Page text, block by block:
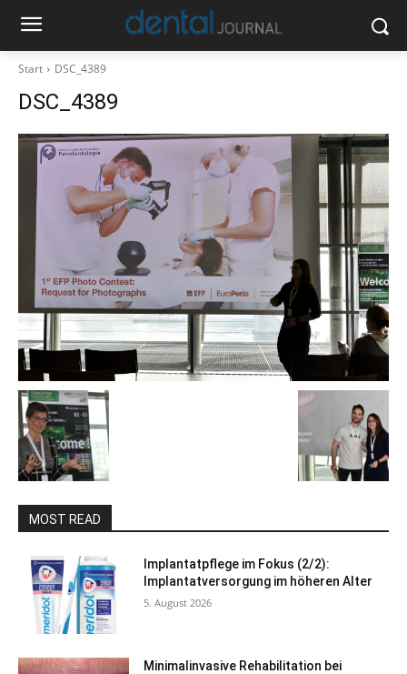
Start DSC_4389
DSC_4389
MOST READ
Implantatpflege im Fokus (2/2):
Implantatversorgung im höheren Alter
5. August 2026
Minimalinvasive Rehabilitation bei